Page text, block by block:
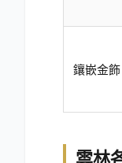
鑲嵌金飾
雲林